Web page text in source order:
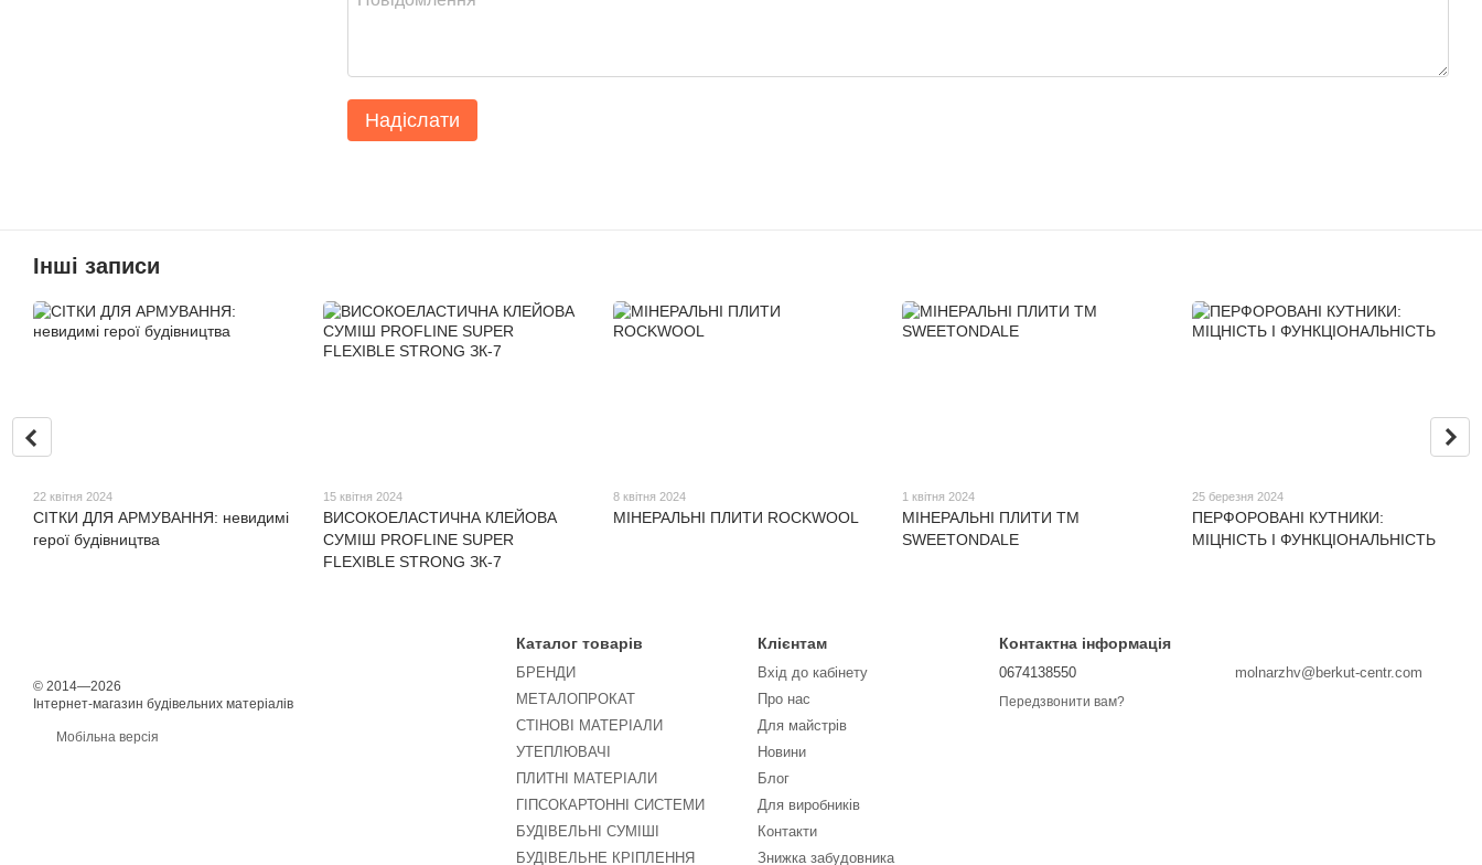
Надіслати
Інші записи
22 квітня 2024
СІТКИ ДЛЯ АРМУВАННЯ: невидимі
герої будівництва
15 квітня 2024
ВИСОКОЕЛАСТИЧНА КЛЕЙОВА
СУМІШ PROFLINE SUPER
FLEXIBLE STRONG ЗК-7
8 квітня 2024
МІНЕРАЛЬНІ ПЛИТИ ROCKWOOL
1 квітня 2024
МІНЕРАЛЬНІ ПЛИТИ ТМ
SWEETONDALE
25 березня 2024
ПЕРФОРОВАНІ КУТНИКИ:
МІЦНІСТЬ І ФУНКЦІОНАЛЬНІСТЬ
© 2014—2026
Інтернет-магазин будівельних матеріалів
Мобільна версія
Каталог товарів
БРЕНДИ
МЕТАЛОПРОКАТ
СТІНОВІ МАТЕРІАЛИ
УТЕПЛЮВАЧІ
ПЛИТНІ МАТЕРІАЛИ
ГІПСОКАРТОННІ СИСТЕМИ
БУДІВЕЛЬНІ СУМІШІ
БУДІВЕЛЬНЕ КРІПЛЕННЯ
Клієнтам
Вхід до кабінету
Про нас
Для майстрів
Новини
Блог
Для виробників
Контакти
Знижка забудовника
Контактна інформація
0674138550
Передзвонити вам?
molnarzhv@berkut-centr.com